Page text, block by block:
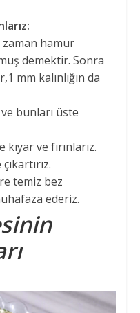
zaman hamur
demektir. Sonra
mm kalınlığın da
bunları üste
ve fırınlarız.
temiz bez
ederiz.